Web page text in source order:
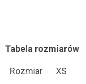
Tabela rozmiarów
Rozmiar XS